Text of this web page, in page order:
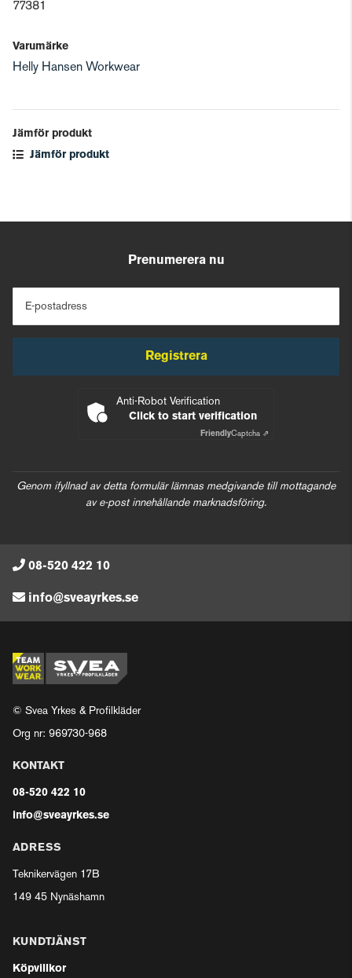
77381
Varumärke
Helly Hansen Workwear
Jämför produkt
Jämför produkt
Prenumerera nu
E-postadress
Registrera
Anti-Robot Verification
Click to start verification
FriendlyCaptcha ⇗
Genom ifyllnad av detta formulär lämnas medgivande till mottagande
av e-post innehållande marknadsföring.
08-520 422 10
info@sveayrkes.se
© Svea Yrkes & Profilkläder
Org nr: 969730-968
KONTAKT
08-520 422 10
info@sveayrkes.se
ADRESS
Teknikervägen 17B
149 45 Nynäshamn
KUNDTJÄNST
Köpvillkor